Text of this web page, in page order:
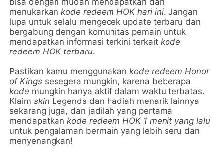
bisa dengan mudah mendapatkan dan
menukarkankode redeem HOK hari ini. Jangan
lupa untuk selalu mengecek update terbaru dan
bergabung dengan komunitas pemain untuk
mendapatkan informasi terkini terkaitkode
redeem HOK terbaru.
Pastikan kamu menggunakankode redeem Honor
of Kings sesegera mungkin, karena beberapa
kode mungkin hanya aktif dalam waktu terbatas.
Klaimskin Legends dan hadiah menarik lainnya
sekarang juga, dan jadilah yang pertama
mendapatkankode redeem HOK 1 menit yang lalu
untuk pengalaman bermain yang lebih seru dan
menyenangkan!